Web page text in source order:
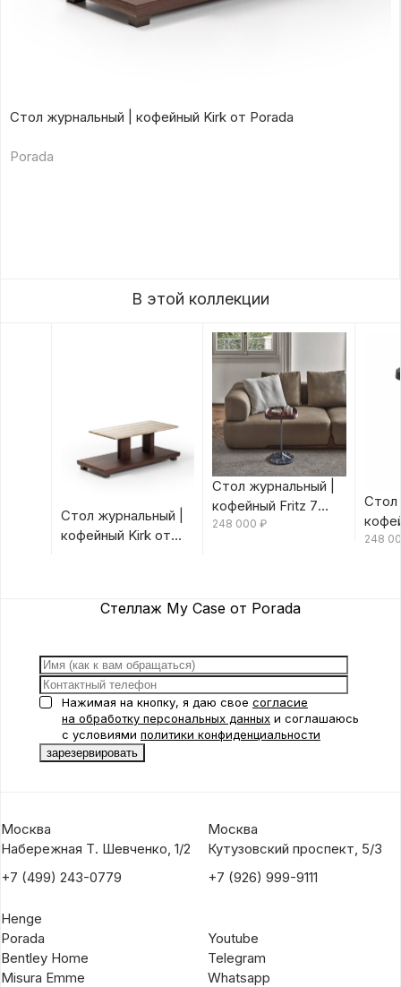
Стол журнальный | кофейный Kirk от Porada
Porada
В этой коллекции
Стол журнальный |
кофейный Kirk от
Стол журнальный |
кофейный Fritz 7
Canaletta/Rosso
248 000 ₽
Стол
248
Стеллаж My Case от Porada
Нажимая на кнопку, я даю свое согласие
на обработку персональных данных и соглашаюсь
с условиями политики конфиденциальности
Москва
Набережная Т. Шевченко, 1/2
+7 (499) 243-0779
Москва
Кутузовский проспект, 5/3
+7 (926) 999-9111
Henge
Porada
Bentley Home
Misura Emme
Youtube
Telegram
Whatsapp